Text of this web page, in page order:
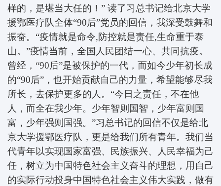
样的，是堪当大任的！” 读了习总书记给北京大学
援鄂医疗队全体“90后”党员的回信，我深受鼓舞和
振奋。“疫情就是命令,防控就是责任,生命重于泰
山。”疫情当前，全国人民团结一心、共同抗疫。
曾经，“90后”是被保护的一代，而如今少年初长成
的“90后”，也开始贡献自己的力量，希望能够尽我
所长，去保护更多的人。“今日之责任，不在他
人，而全在我少年。少年智则国智，少年富则国
富，少年强则国强。”习总书记的回信不仅是给北
京大学援鄂医疗队，更是给我们所有青年。我们当
代青年以实现国家富强、民族振兴、人民幸福为己
任，树立为中国特色社会主义奋斗的理想，用自己
的实际行动投身中国特色社会主义伟大实践，做有